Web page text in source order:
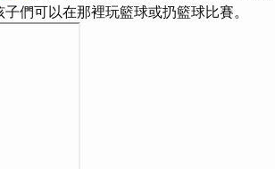
們可以在那裡玩籃球或扔籃球比賽。